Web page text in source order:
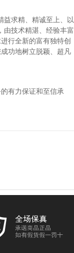
益求精、精诚至上、以
由技术精湛、经验丰富
行全新的富有独特创
功地树立脱颖、超凡
有力保证和至信承